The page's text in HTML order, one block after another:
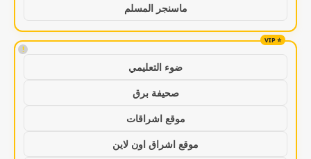
ماسنجر المسلم
!
ضوء التعليمي
صحيفة برق
موقع اشراقات
موقع اشراق اون لاين